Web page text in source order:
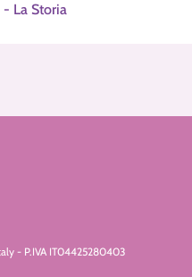
La Storia
- P.IVA IT04425280403